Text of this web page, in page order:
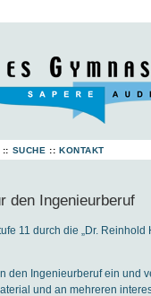
:: SUCHE :: KONTAKT
den Ingenieurberuf
11 durch die „Dr.
den Ingenieurberuf ein
und an mehreren